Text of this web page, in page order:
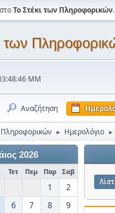
Το Στέκι των Πληροφορικών.
των
ΜΜ
Αναζήτηση
Πληροφορικών ► Ημερολόγιο ►
2026
Τετ Πεμ Παρ Σαβ
1
2
6 7 8
9